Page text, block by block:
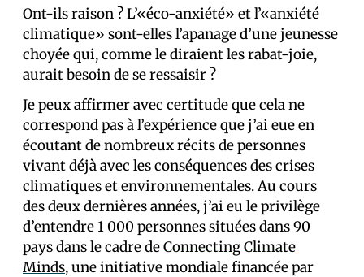
Ont-ils raison ? L’«éco-anxiété» et l’«anxiété
climatique» sont-elles l’apanage d’une jeunesse
choyée qui, comme le diraient les rabat-joie,
aurait besoin de se ressaisir ?
Je peux affirmer avec certitude que cela ne
correspond pas à l’expérience que j’ai eue en
écoutant de nombreux récits de personnes
vivant déjà avec les conséquences des crises
climatiques et environnementales. Au cours
des deux dernières années, j’ai eu le privilège
d’entendre 1 000 personnes situées dans 90
pays dans le cadre deConnecting Climate
Minds, une initiative mondiale financée par